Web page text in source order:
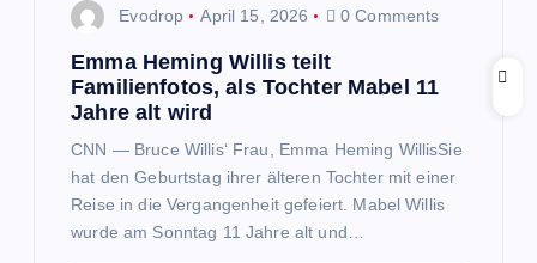
Evodrop April 15, 2026 0 Comments
Emma Heming Willis teilt
Familienfotos, als Tochter Mabel 11
Jahre alt wird
CNN — Bruce Willis‘ Frau, Emma Heming WillisSie
hat den Geburtstag ihrer älteren Tochter mit einer
Reise in die Vergangenheit gefeiert. Mabel Willis
wurde am Sonntag 11 Jahre alt und…